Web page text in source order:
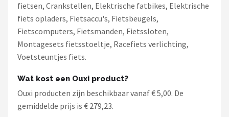
fietsen, Crankstellen, Elektrische fatbikes, Elektrische
fiets opladers, Fietsaccu's, Fietsbeugels,
Fietscomputers, Fietsmanden, Fietssloten,
Montagesets fietsstoeltje, Racefiets verlichting,
Voetsteuntjes fiets.
Wat kost een Ouxi product?
Ouxi producten zijn beschikbaar vanaf € 5,00. De
gemiddelde prijs is € 279,23.